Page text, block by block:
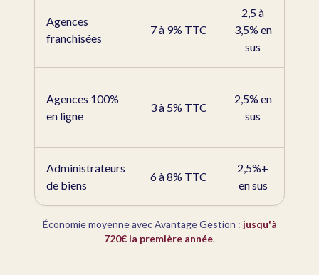
Agences
franchisées
7 à 9% TTC
2,5 à
3,5% en
sus
Agences 100%
en ligne
3 à 5% TTC
2,5% en
sus
Administrateurs
de biens
6 à 8% TTC
2,5%+
en sus
Économie moyenne avec Avantage Gestion : jusqu'à
720€ la première année.